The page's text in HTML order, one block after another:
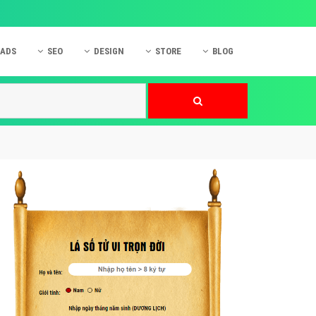
cáo Online
cáo Skype
cáo TVC
cáo Cốc Cốc
ứng dụng hay
SEO DESIGN
Hỏi đáp Website
STORE BLOG